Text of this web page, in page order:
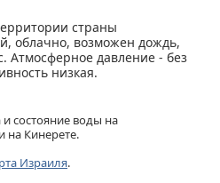
страны
облачно, возможен дождь,
Атмосферное давление - без
низкая.
и состояние воды на
на Кинерете.
Израиля.